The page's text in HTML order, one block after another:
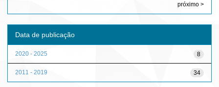
próximo >
Data de publicação
8
2020 - 2025
34
2011 - 2019